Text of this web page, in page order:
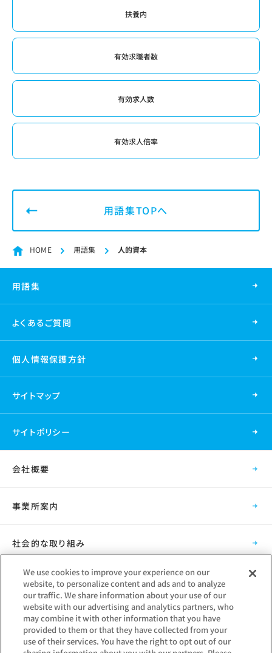
扶養内
有効求職者数
有効求人数
有効求人倍率
用語集TOPへ
HOME 用語集 人的資本
用語集
よくあるご質問
個人情報保護方針
サイトマップ
サイトポリシー
会社概要
事業所案内
社会的な取り組み
採用情報
グループ会社
We use cookies to improve your experience on our
website, to personalize content and ads and to analyze
our traffic. We share information about your use of our
website with our advertising and analytics partners, who
may combine it with other information that you have
provided to them or that they have collected from your
use of their services. You have the right to opt out of our